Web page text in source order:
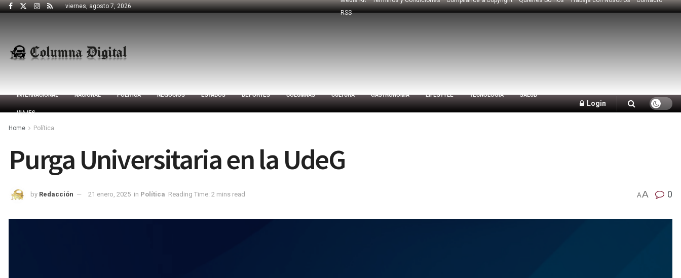
viernes, agosto 7, 2026
RSS
INTERNACIONAL NACIONAL POLÍTICA NEGOCIOS ESTADOS DEPORTES COLUMNAS CULTURA GASTRONOMÍA LIFESTYLE TECNOLOGÍA SALUD
VIAJES
Login
Home Política
Purga Universitaria en la UdeG
by Redacción 21 enero, 2025 in Política Reading Time: 2 mins read AA 0